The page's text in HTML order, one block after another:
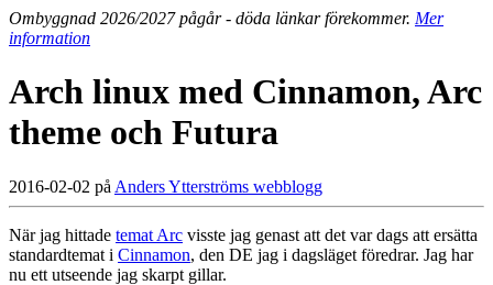
Ombyggnad 2026/2027 pågår - döda länkar förekommer. Mer
information
Arch linux med Cinnamon, Arc
theme och Futura
2016-02-02 på Anders Ytterströms webblogg
När jag hittade temat Arc visste jag genast att det var dags att ersätta
standardtemat i Cinnamon, den DE jag i dagsläget föredrar. Jag har
nu ett utseende jag skarpt gillar.